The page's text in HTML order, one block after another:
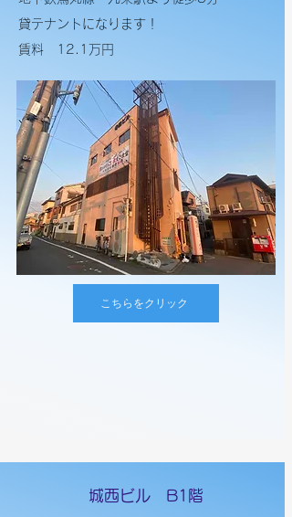
貸テナントになります！​
​賃料 12.1万円
こちらをクリック
​城西ビル B1階